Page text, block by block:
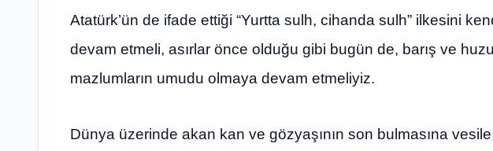
Atatürk’ün de ifade ettiği “Yurtta sulh, cihanda sulh” ilkesini
devam etmeli, asırlar önce olduğu gibi bugün de, barış ve
mazlumların umudu olmaya devam etmeliyiz.
Dünya üzerinde akan kan ve gözyaşının son bulmasına